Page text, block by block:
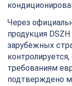
Через
продукция DSZH
зарубежных
требованиям
подтверждено